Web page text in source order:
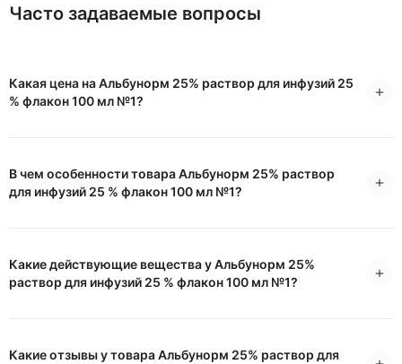
Часто задаваемые вопросы
Какая цена на Альбунорм 25% раствор для инфузий 25
% флакон 100 мл №1?
В чем особенности товара Альбунорм 25% раствор
для инфузий 25 % флакон 100 мл №1?
Какие действующие вещества у Альбунорм 25%
раствор для инфузий 25 % флакон 100 мл №1?
Какие отзывы у товара Альбунорм 25% раствор для